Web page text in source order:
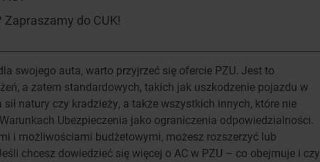
do CUK!
swojego auta, warto przyjrzeć się ofercie PZU. Jest to
a zatem standardowych, takich jak uszkodzenie pojazdu w
natury czy kradzieży, a także wszystkich innych, które nie
Ubezpieczenia jako ograniczenia odpowiedzialności.
i możliwościami budżetowymi, możesz rozszerzyć lub
chcesz dowiedzieć się więcej o AC w PZU – co obejmuje i czy